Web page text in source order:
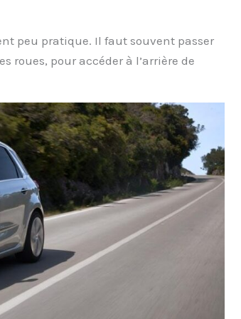
peu pratique. Il faut souvent passer
roues, pour accéder à l’arrière de